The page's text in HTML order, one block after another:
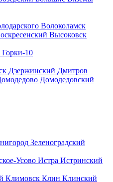
Волоколамск
Высоковск
Горки-10
Дзержинский Дмитров
Домодедовский
Зеленоградский
Усово Истра Истринский
Климовск Клин Клинский